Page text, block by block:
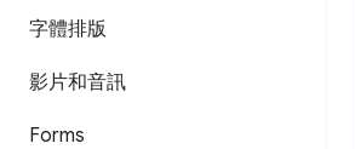
字體排版
影片和音訊
Forms